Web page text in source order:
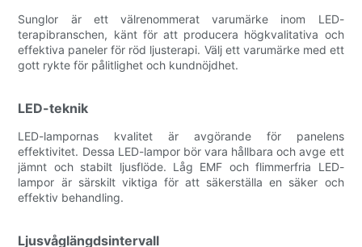
Sunglor är ett välrenommerat varumärke inom LED-
terapibranschen, känt för att producera högkvalitativa och
effektiva paneler för röd ljusterapi. Välj ett varumärke med ett
gott rykte för pålitlighet och kundnöjdhet.
LED-teknik
LED-lampornas kvalitet är avgörande för panelens
effektivitet. Dessa LED-lampor bör vara hållbara och avge ett
jämnt och stabilt ljusflöde. Låg EMF och flimmerfria LED-
lampor är särskilt viktiga för att säkerställa en säker och
effektiv behandling.
Ljusvåglängdsintervall